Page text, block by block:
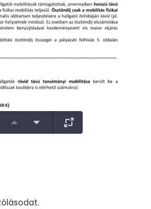
és médiafájlok